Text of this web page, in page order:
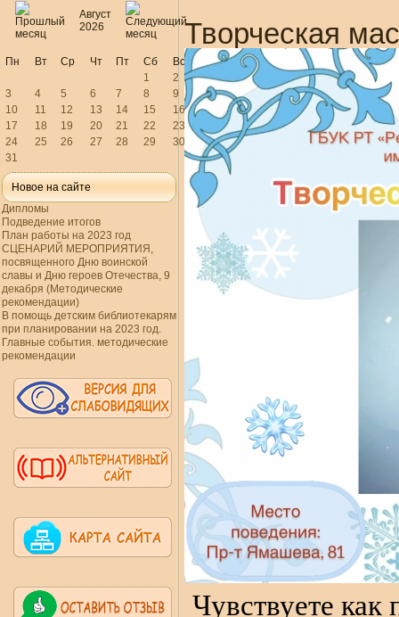
Август
2026
Пн Вт Ср Чт Пт Сб
Вс
1
2
3
4 5 6 7 8
9
10
11 12 13 14 15
16
17
18 19 20 21 22
23
24
25 26 27 28 29
30
31
Новое на сайте
Дипломы
Подведение итогов
План работы на 2023 год
СЦЕНАРИЙ МЕРОПРИЯТИЯ,
посвященного Дню воинской
славы и Дню героев Отечества, 9
декабря (Методические
рекомендации)
В помощь детским библиотекарям
при планировании на 2023 год.
Главные события. методические
рекомендации
Творческая
Чувствуете как